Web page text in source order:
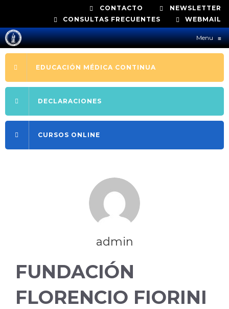
CONTACTO
NEWSLETTER
CONSULTAS FRECUENTES
WEBMAIL
Menu≡
EDUCACIÓN MÉDICA CONTINUA
DECLARACIONES
CURSOS ONLINE
admin
FUNDACIÓN
FLORENCIO FIORINI